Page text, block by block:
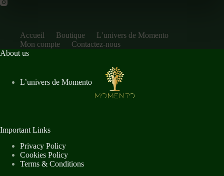
Accueil Boutique
L’univers de Momento
Mon compte
Contactez-nous
About us
L’univers de Momento
Important Links
Privacy Policy
Cookies Policy
Terms & Conditions